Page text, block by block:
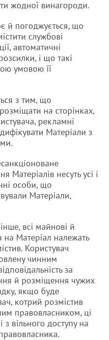
жодної винагороди.
й погоджується, що
службові
автоматичні
і що такі
умовою її
з тим, що
на сторінках,
рекламні
Матеріали з
Матеріалів несуть усі і
особи, що
Матеріали,
всі майнові й
на Матеріал належать
Користувач
чинним
за
й розміщення чужих
якщо буде
котрий розмістив
правовласником, ці
з вільного доступу на